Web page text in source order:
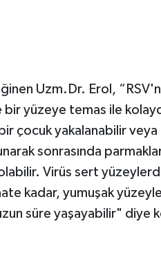
Uzm.Dr. Erol,
bir yüzeye temas ile
çocuk yakalanabilir
sonrasında
Virüs sert
kadar, yumuşak
süre yaşayabilir" diye